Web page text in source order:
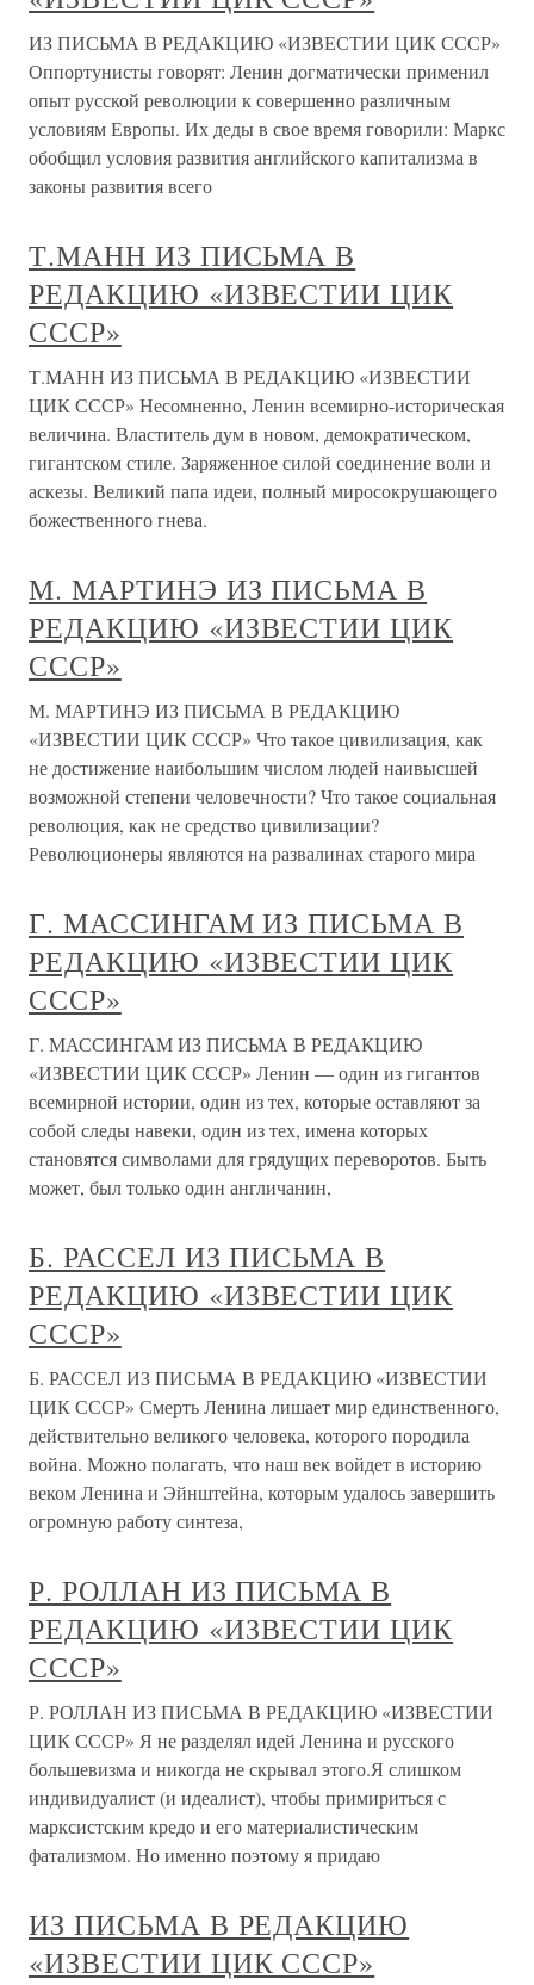
ИЗ ПИСЬМА В РЕДАКЦИЮ «ИЗВЕСТИИ ЦИК СССР»
Оппортунисты говорят: Ленин догматически применил
опыт русской революции к совершенно различным
условиям Европы. Их деды в свое время говорили: Маркс
обобщил условия развития английского капитализма в
законы развития всего
Т.МАНН ИЗ ПИСЬМА В
РЕДАКЦИЮ «ИЗВЕСТИИ ЦИК
СССР»
Т.МАНН ИЗ ПИСЬМА В РЕДАКЦИЮ «ИЗВЕСТИИ
ЦИК СССР» Несомненно, Ленин всемирно-историческая
величина. Властитель дум в новом, демократическом,
гигантском стиле. Заряженное силой соединение воли и
аскезы. Великий папа идеи, полный миросокрушающего
божественного гнева.
М. МАРТИНЭ ИЗ ПИСЬМА В
РЕДАКЦИЮ «ИЗВЕСТИИ ЦИК
СССР»
М. МАРТИНЭ ИЗ ПИСЬМА В РЕДАКЦИЮ
«ИЗВЕСТИИ ЦИК СССР» Что такое цивилизация, как
не достижение наибольшим числом людей наивысшей
возможной степени человечности? Что такое социальная
революция, как не средство цивилизации?
Революционеры являются на развалинах старого мира
Г. МАССИНГАМ ИЗ ПИСЬМА В
РЕДАКЦИЮ «ИЗВЕСТИИ ЦИК
СССР»
Г. МАССИНГАМ ИЗ ПИСЬМА В РЕДАКЦИЮ
«ИЗВЕСТИИ ЦИК СССР» Ленин — один из гигантов
всемирной истории, один из тех, которые оставляют за
собой следы навеки, один из тех, имена которых
становятся символами для грядущих переворотов. Быть
может, был только один англичанин,
Б. РАССЕЛ ИЗ ПИСЬМА В
РЕДАКЦИЮ «ИЗВЕСТИИ ЦИК
СССР»
Б. РАССЕЛ ИЗ ПИСЬМА В РЕДАКЦИЮ «ИЗВЕСТИИ
ЦИК СССР» Смерть Ленина лишает мир единственного,
действительно великого человека, которого породила
война. Можно полагать, что наш век войдет в историю
веком Ленина и Эйнштейна, которым удалось завершить
огромную работу синтеза,
Р. РОЛЛАН ИЗ ПИСЬМА В
РЕДАКЦИЮ «ИЗВЕСТИИ ЦИК
СССР»
Р. РОЛЛАН ИЗ ПИСЬМА В РЕДАКЦИЮ «ИЗВЕСТИИ
ЦИК СССР» Я не разделял идей Ленина и русского
большевизма и никогда не скрывал этого.Я слишком
индивидуалист (и идеалист), чтобы примириться с
марксистским кредо и его материалистическим
фатализмом. Но именно поэтому я придаю
ИЗ ПИСЬМА В РЕДАКЦИЮ
«ИЗВЕСТИИ ЦИК СССР»